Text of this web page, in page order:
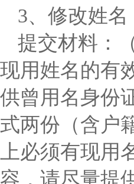
3、修改姓名
提交材料：
现用姓名的有
供曾用名身份
式两份（含户
上必须有现
容，请尽量提